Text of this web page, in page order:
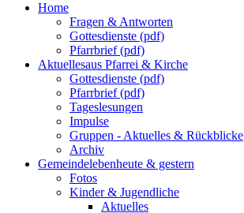
Home
Fragen & Antworten
Gottesdienste (pdf)
Pfarrbrief (pdf)
Aktuellesaus Pfarrei & Kirche
Gottesdienste (pdf)
Pfarrbrief (pdf)
Tageslesungen
Impulse
Gruppen - Aktuelles & Rückblicke
Archiv
Gemeindelebenheute & gestern
Fotos
Kinder & Jugendliche
Aktuelles